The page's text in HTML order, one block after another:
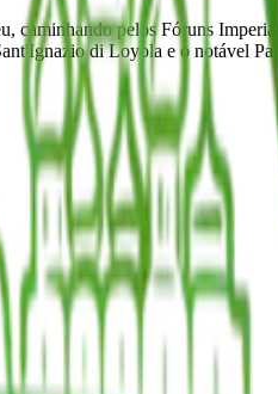
caminhando pelos Fóruns
di Loyola e o notável